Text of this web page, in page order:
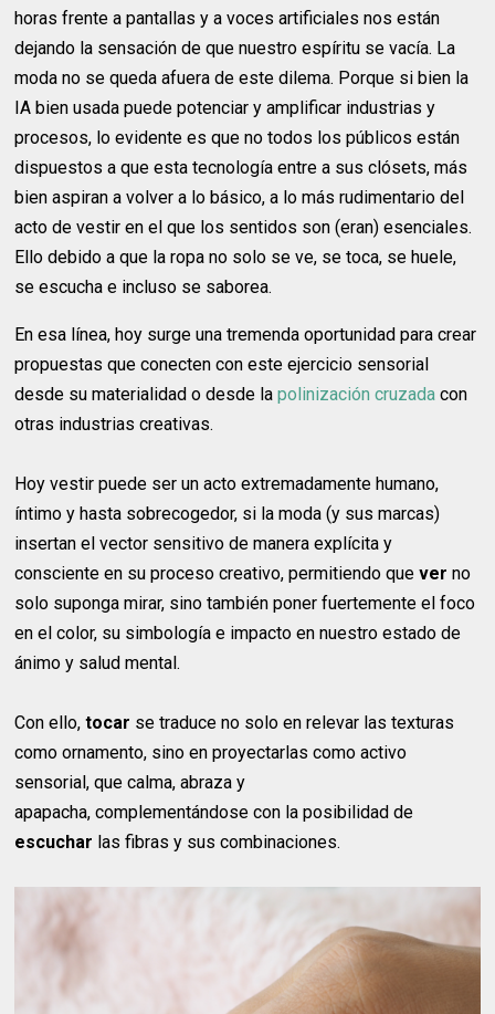
horas frente a pantallas y a voces artificiales nos están
dejando la sensación de que nuestro espíritu se vacía. La
moda no se queda afuera de este dilema. Porque si bien la
IA bien usada puede potenciar y amplificar industrias y
procesos, lo evidente es que no todos los públicos están
dispuestos a que esta tecnología entre a sus clósets, más
bien aspiran a volver a lo básico, a lo más rudimentario del
acto de vestir en el que los sentidos son (eran) esenciales.
Ello debido a que la ropa no solo se ve, se toca, se huele,
se escucha e incluso se saborea.
En esa línea, hoy surge una tremenda oportunidad para crear
propuestas que conecten con este ejercicio sensorial
desde su materialidad o desde lapolinización cruzada con
otras industrias creativas.
Hoy vestir puede ser un acto extremadamente humano,
íntimo y hasta sobrecogedor, si la moda (y sus marcas)
insertan el vector sensitivo de manera explícita y
consciente en su proceso creativo, permitiendo que ver no
solo suponga mirar, sino también poner fuertemente el foco
en el color, su simbología e impacto en nuestro estado de
ánimo y salud mental.
Con ello,tocar se traduce no solo en relevar las texturas
como ornamento, sino en proyectarlas como activo
sensorial, que calma, abraza y
apapacha, complementándose con la posibilidad de
escuchar las fibras y sus combinaciones.